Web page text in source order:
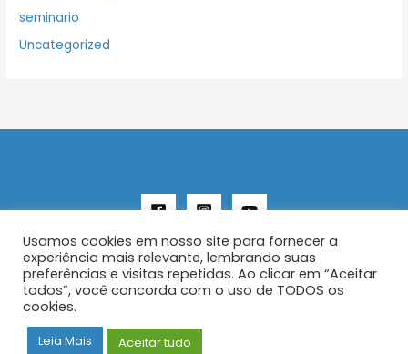
seminario
Uncategorized
Copyright © 2026 AENFER
Construído por IurySan
Usamos cookies em nosso site para fornecer a
experiência mais relevante, lembrando suas
preferências e visitas repetidas. Ao clicar em “Aceitar
todos”, você concorda com o uso de TODOS os
cookies.
Leia Mais Aceitar tudo